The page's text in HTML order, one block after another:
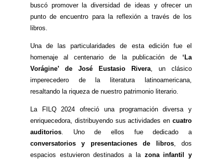
buscó promover la diversidad de ideas y ofrecer un
punto de encuentro para la reflexión a través de los
libros.
Una de las particularidades de esta edición fue el
homenaje al centenario de la publicación de‘La
Vorágine’ de José Eustasio Rivera , un clásico
imperecedero de la literatura latinoamericana,
resaltando la riqueza de nuestro patrimonio literario.
La FILQ 2024 ofreció una programación diversa y
enriquecedora, distribuyendo sus actividades encuatro
auditorios. Uno de ellos fue dedicado a
conversatorios y presentaciones de libros, dos
espacios estuvieron destinados a la zona infantil y